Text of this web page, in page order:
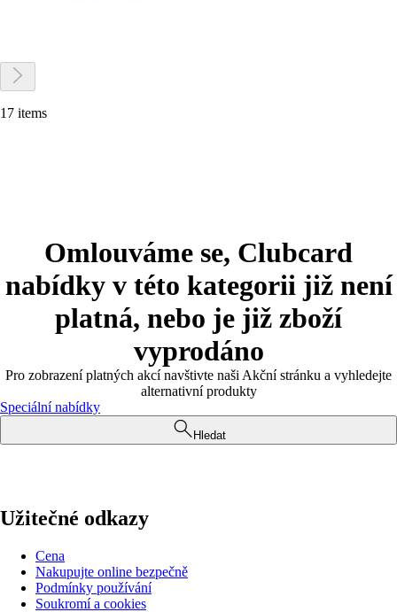
17 items
Omlouváme se, Clubcard
nabídky v této kategorii již není
platná, nebo je již zboží
vyprodáno
Pro zobrazení platných akcí navštivte naši Akční stránku a vyhledejte
alternativní produkty
Speciální nabídky
Hledat
Užitečné odkazy
Cena
Nakupujte online bezpečně
Podmínky používání
Soukromí a cookies